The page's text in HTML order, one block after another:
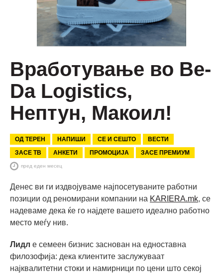
Вработување во Be-
Da Logistics,
Нептун, Макоил!
ОД ТЕРЕН НАПИШИ СЕ И СЕШТО
ВЕСТИ
ЗАСЕ ТВ
АНКЕТИ ПРОМОЦИЈА ЗАСЕ ПРЕМИУМ
пред еден месец
Денес ви ги издвојуваме најпосетуваните работни
позиции од реномирани компании на KARIERA.mk, се
надеваме дека ќе го најдете вашето идеално работно
место меѓу нив.
Лидл е семеен бизнис заснован на едноставна
филозофија: дека клиентите заслужуваат
најквалитетни стоки и намирници по цени што секој